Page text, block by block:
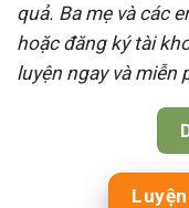
quả. Ba mẹ và các
hoặc đăng ký tài
luyện ngay và miễn